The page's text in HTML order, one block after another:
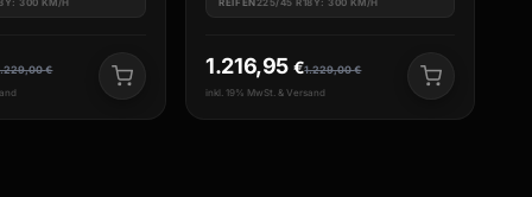
300 KM/H
€
REIFEN225/45 R18Y: 300 KM/H
1.229,00€
1.216,95 €
inkl. 19% MwSt. & Versand